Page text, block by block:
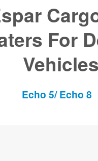
For
Vehicles
Echo 5/ Echo 8